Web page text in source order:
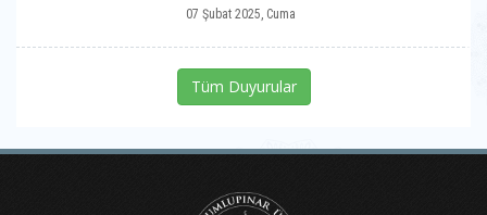
07 Şubat 2025, Cuma
Tüm Duyurular